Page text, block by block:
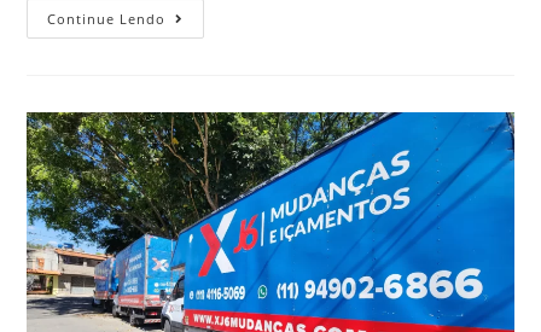
Continue Lendo